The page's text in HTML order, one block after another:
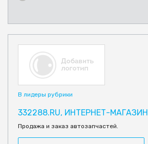
В лидеры рубрики
332288.RU, ИНТЕРНЕТ-МАГАЗИН
Продажа и заказ автозапчастей.